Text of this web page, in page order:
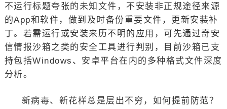
不运行标题夸张的未知文件，不安装非正规途径来源
的App和软件，做到及时备份重要文件，更新安装补
丁。若需运行或安装来历不明的应用，可先通过奇安
信情报沙箱之类的安全工具进行判别，目前沙箱已支
持包括Windows、安卓平台在内的多种格式文件深度
分析。
新病毒、新花样总是层出不穷，如何提前防范？